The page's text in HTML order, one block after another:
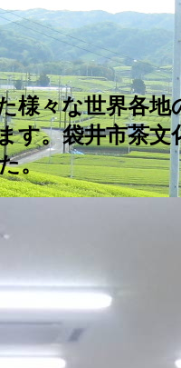
々な世界各
。袋井市茶
。